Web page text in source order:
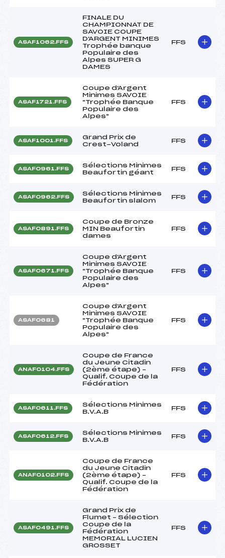
ASAF1062.FFS
FINALE DU
CHAMPIONNAT DE
SAVOIE COUPE
D'ARGENT MINIMES
Trophée banque
Populaire des
Alpes SUPER G
DAMES
FFS
ASAF1721.FFS
Coupe d'Argent
Minimes SAVOIE
"Trophée Banque
Populaire des
Alpes"
FFS
ASAF1001.FFS
Grand Prix de
Crest-Voland
FFS
ASAF0961.FFS
Sélections Minimes
Beaufortin géant
FFS
ASAF0962.FFS
Sélections Minimes
Beaufortin slalom
FFS
ASAF0891.FFS
Coupe de Bronze
MIN Beaufortin
dames
FFS
ASAF0671.FFS
Coupe d'Argent
Minimes SAVOIE
"Trophée Banque
Populaire des
Alpes"
FFS
ASAF0681
Coupe d'Argent
Minimes SAVOIE
"Trophée Banque
Populaire des
Alpes"
FFS
ANAF0104.FFS
Coupe de France
du Jeune Citadin
(2ème étape) –
Qualif. Coupe de la
Fédération
FFS
ASAF0611.FFS
Sélections Minimes
B.V.A.B
FFS
ASAF0612.FFS
Sélections Minimes
B.V.A.B
FFS
ANAF0102.FFS
Coupe de France
du Jeune Citadin
(2ème étape) –
Qualif. Coupe de la
Fédération
FFS
ASAF0491.FFS
Grand Prix de
Flumet – Sélection
Coupe de la
Fédération
MEMORIAL LUCIEN
GROSSET
FFS